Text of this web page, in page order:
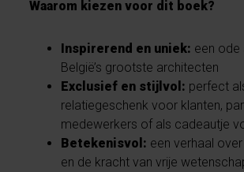
Waarom kiezen voor dit boek?
Inspirerend en uniek: een ode
België’s grootste architecten
Exclusief en stijlvol: perfect
relatiegeschenk voor klanten,
medewerkers of als cadeautje
Betekenisvol: een verhaal
en de kracht van vrije